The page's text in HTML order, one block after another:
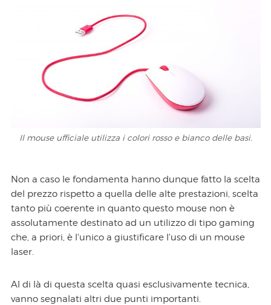
Il mouse ufficiale utilizza i colori rosso e bianco delle basi.
Non a caso le fondamenta hanno dunque fatto la scelta
del prezzo rispetto a quella delle alte prestazioni, scelta
tanto più coerente in quanto questo mouse non è
assolutamente destinato ad un utilizzo di tipo gaming
che, a priori, è l'unico a giustificare l'uso di un mouse
laser.
Al di là di questa scelta quasi esclusivamente tecnica,
vanno segnalati altri due punti importanti.